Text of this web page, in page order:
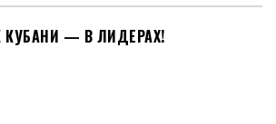
КУБАНИ — В ЛИДЕРАХ!